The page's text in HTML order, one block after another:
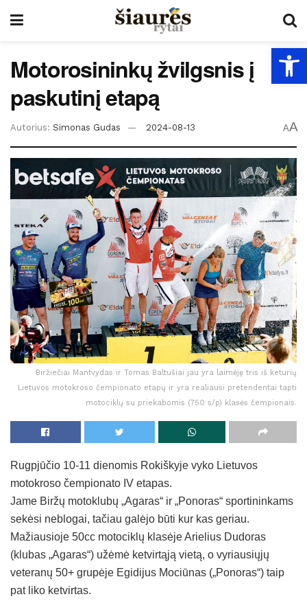
Motorosininkų žvilgsnis į
paskutinį etapą
Autorius: Simonas Gudas 2024-08-13 AA
Biržiečiai Mantvydas ir Tomas Baltušiai jau yra laimėję tris iš keturių
Lietuvos motokroso čempionato etapų ir yra realiausi pretendentai tapti
motociklų su priekabomis (750 s/p) klasės čempionais.
Rugpjūčio 10-11 dienomis Rokiškyje vyko Lietuvos
motokroso čempionato IV etapas.
Jame Biržų motoklubų „Agaras“ ir „Ponoras“ sportininkams
sekėsi neblogai, tačiau galėjo būti kur kas geriau.
Mažiausioje 50cc motociklų klasėje Arielius Dudoras
(klubas „Agaras“) užėmė ketvirtąją vietą, o vyriausiųjų
veteranų 50+ grupėje Egidijus Mociūnas („Ponoras“) taip
pat liko ketvirtas.